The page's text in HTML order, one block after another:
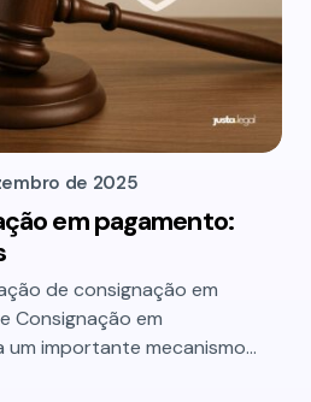
de 2025
em pagamento:
de consignação em
Consignação em
importante mecanismo…